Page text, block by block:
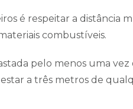
é respeitar a distância
combustíveis.
pelo menos uma vez
a três metros de